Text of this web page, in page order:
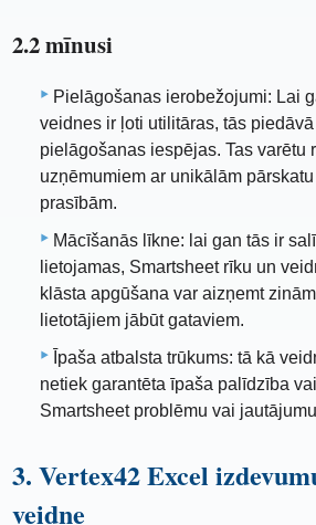
2.2 mīnusi
Pielāgošanas ierobežojumi: Lai
veidnes ir ļoti utilitāras, tās
pielāgošanas iespējas. Tas varētu
uzņēmumiem ar unikālām
prasībām.
Mācīšanās līkne: lai gan tās ir
lietojamas, Smartsheet rīku un
klāsta apgūšana var aizņemt
lietotājiem jābūt gataviem.
Īpaša atbalsta trūkums: tā kā
netiek garantēta īpaša palīdzība
Smartsheet problēmu vai
3. Vertex42 Excel
veidne